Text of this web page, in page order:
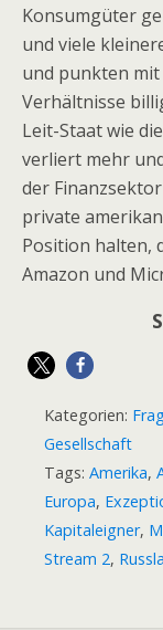
Konsumgüter
und viele
und punkten
Verhältnisse
Leit-Staat wie
verliert mehr
der
private
Position halten,
Amazon und
Kategorien:
Gesellschaft
Tags: Amerika,
Europa,
Kapitaleigner,
Stream 2,